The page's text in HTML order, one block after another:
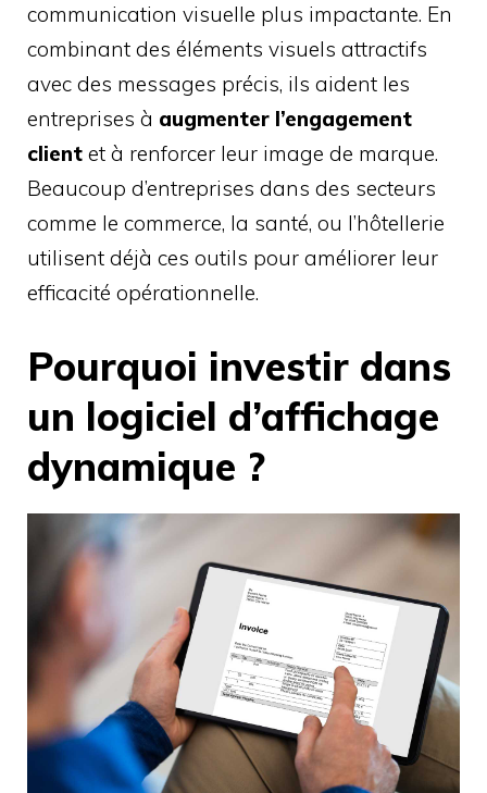
communication visuelle plus impactante. En
combinant des éléments visuels attractifs
avec des messages précis, ils aident les
entreprises à augmenter l’engagement
client et à renforcer leur image de marque.
Beaucoup d’entreprises dans des secteurs
comme le commerce, la santé, ou l’hôtellerie
utilisent déjà ces outils pour améliorer leur
efficacité opérationnelle.
Pourquoi investir dans
un logiciel d’affichage
dynamique ?